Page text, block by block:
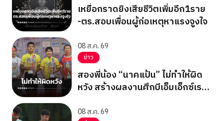
เหยื่อกราดยิงเสียชีวิตเพิ่มอีก1ราย
-ตร.สอบเพื่อนผู้ก่อเหตุหาแรงจูงใจ
08 ส.ค. 69
ข่าว
สองพี่น้อง “นาคแป้น” ไม่ทำให้ผิด
หวัง สร้างผลงานศึกบีเอ็มเอ็กซ์เรซ
08 ส.ค. 69